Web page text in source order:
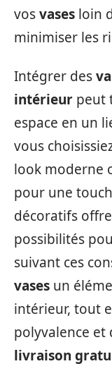
vosvases loin
minimiser les
Intégrer des
intérieur peut
espace en un
vous
look moderne
pour une
décoratifs
possibilités
suivant ces
vases un
intérieur, tout
polyvalence et
livraison